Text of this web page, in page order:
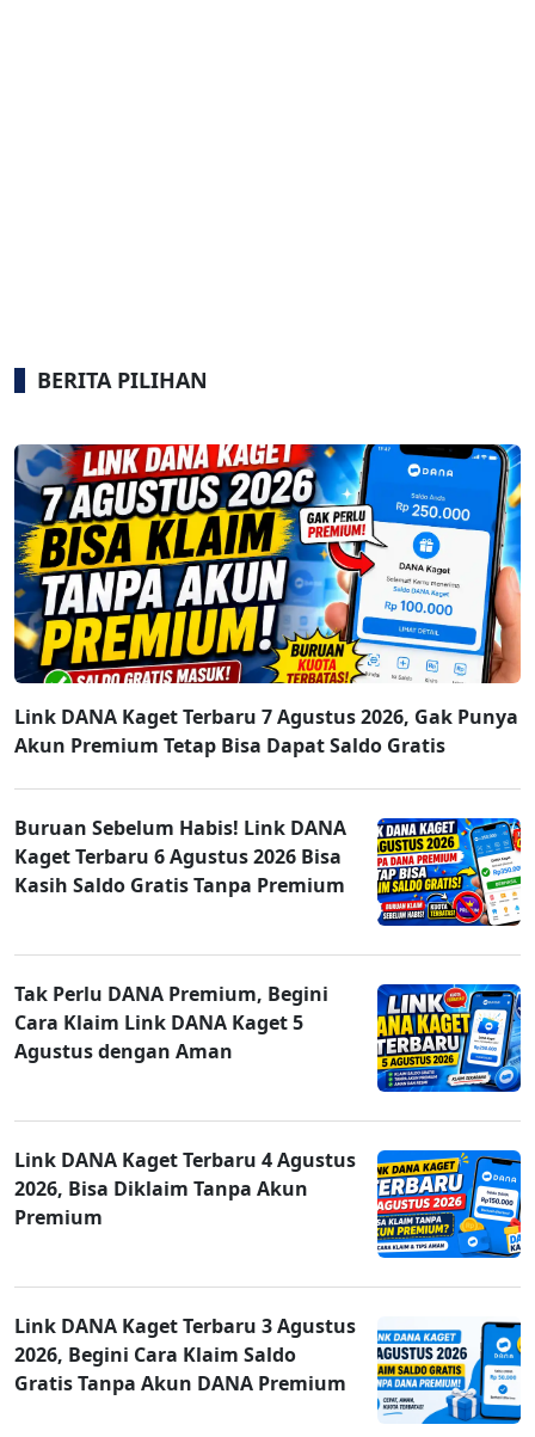
BERITA PILIHAN
Link DANA Kaget Terbaru 7 Agustus 2026, Gak Punya
Akun Premium Tetap Bisa Dapat Saldo Gratis
Buruan Sebelum Habis! Link DANA
Kaget Terbaru 6 Agustus 2026 Bisa
Kasih Saldo Gratis Tanpa Premium
Tak Perlu DANA Premium, Begini
Cara Klaim Link DANA Kaget 5
Agustus dengan Aman
Link DANA Kaget Terbaru 4 Agustus
2026, Bisa Diklaim Tanpa Akun
Premium
Link DANA Kaget Terbaru 3 Agustus
2026, Begini Cara Klaim Saldo
Gratis Tanpa Akun DANA Premium